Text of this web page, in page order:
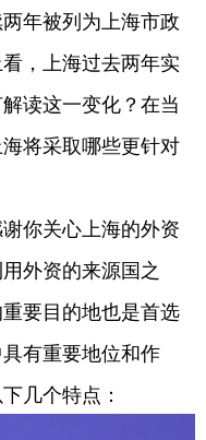
年被列为上海市政
，上海过去两年实
读这一变化？在当
将采取哪些更针对
你关心上海的外资
外资的来源国之
要目的地也是首选
有重要地位和作
几个特点：